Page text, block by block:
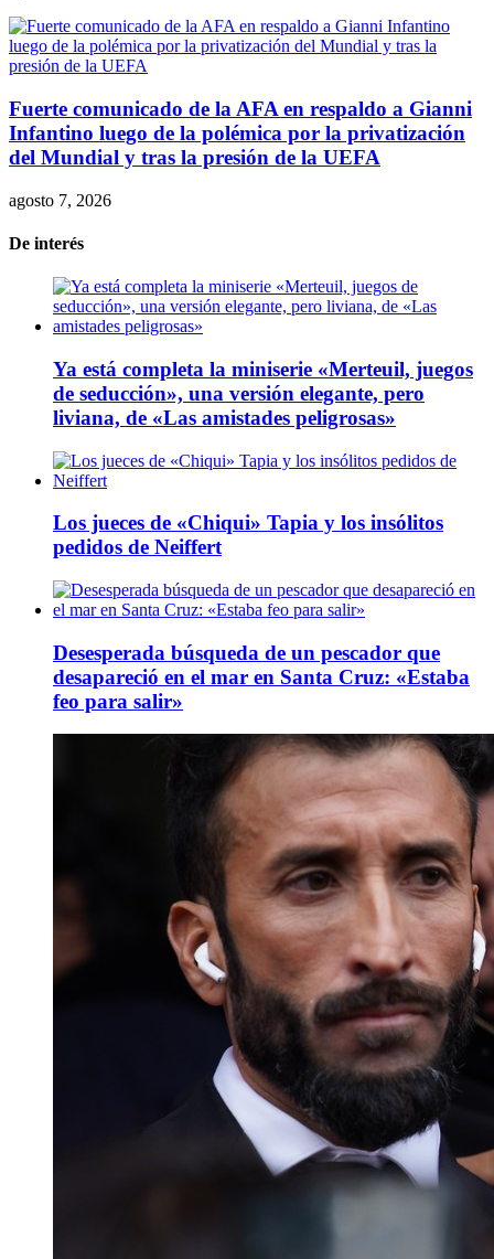
Fuerte comunicado de la AFA en respaldo a Gianni
Infantino luego de la polémica por la privatización
del Mundial y tras la presión de la UEFA
agosto 7, 2026
De interés
Ya está completa la miniserie «Merteuil, juegos
de seducción», una versión elegante, pero
liviana, de «Las amistades peligrosas»
Los jueces de «Chiqui» Tapia y los insólitos
pedidos de Neiffert
Desesperada búsqueda de un pescador que
desapareció en el mar en Santa Cruz: «Estaba
feo para salir»